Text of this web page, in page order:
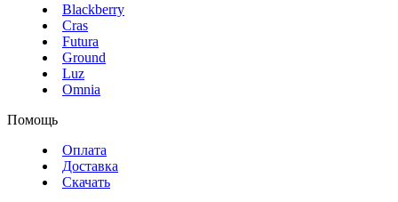
Blackberry
Cras
Futura
Ground
Luz
Omnia
Помощь
Оплата
Доставка
Скачать